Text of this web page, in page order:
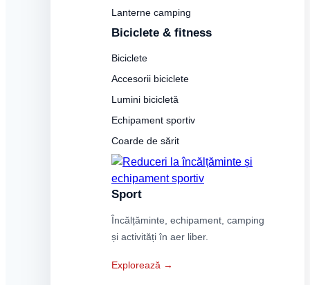
Lanterne camping
Biciclete & fitness
Biciclete
Accesorii biciclete
Lumini bicicletă
Echipament sportiv
Coarde de sărit
Sport
Încălțăminte, echipament, camping
și activități în aer liber.
Explorează →